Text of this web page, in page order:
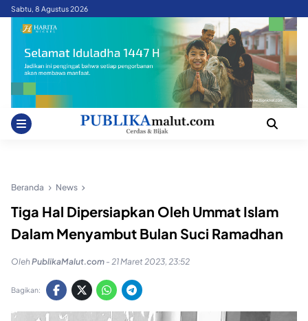
SkipSabtu, 8 Agustus 2026
Beranda News
Tiga Hal Dipersiapkan Oleh Ummat Islam
Dalam Menyambut Bulan Suci Ramadhan
OlehPublikaMalut.com - 21 Maret 2023, 23:52
Bagikan: